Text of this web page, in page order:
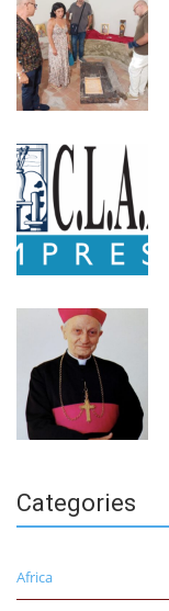
Categories
Africa